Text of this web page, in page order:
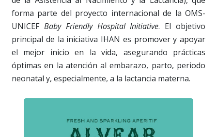
forma parte del proyecto internacional de la OMS-
UNICEF Baby Friendly Hospital Initiative. El objetivo
principal de la iniciativa IHAN es promover y apoyar
el mejor inicio en la vida, asegurando prácticas
óptimas en la atención al embarazo, parto, periodo
neonatal y, especialmente, a la lactancia materna.